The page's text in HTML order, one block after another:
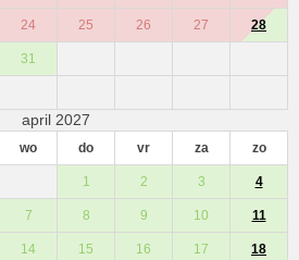
24 25 26 27 28
31
april 2027
wo do vr za zo
1 2 3 4
7 8 9 10 11
14 15 16 17 18